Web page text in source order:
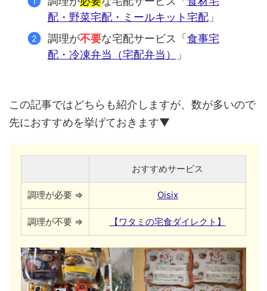
配・野菜宅配・ミールキット宅配」
調理が不要な宅配サービス「食事宅
配・冷凍弁当（宅配弁当）
」
この記事ではどちらも紹介しますが、数が多いので
先におすすめを挙げておきます▼
おすすめサービス
調理が必要 ⇒ Oisix
調理が不要 ⇒ 【ワタミの宅食ダイレクト】